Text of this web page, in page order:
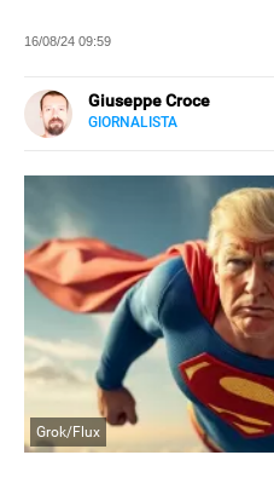
16/08/24 09:59
Giuseppe Croce
GIORNALISTA
automotive. È entrato
Grok/Flux